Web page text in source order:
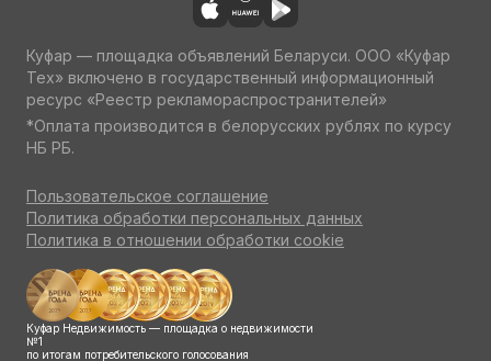
Куфар — площадка объявлений Беларуси. ООО «Куфар
Тех» включено в государственный информационный
ресурс «Реестр рекламораспространителей»
*Оплата производится в белорусских рублях по курсу
НБ РБ.
Пользовательское соглашение
Политика обработки персональных данных
Политика в отношении обработки cookie
Куфар Недвижимость — площадка о недвижимости
№1
по итогам потребительского голосования